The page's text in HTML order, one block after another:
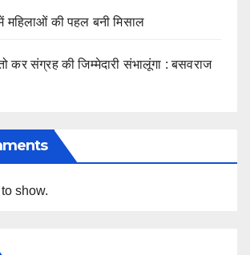
महिलाओं की पहल बनी मिसाल
तो कर संग्रह की जिम्मेदारी संभालूंगा : बसवराज
show.